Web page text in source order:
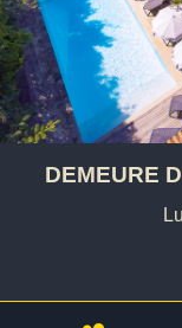
DEMEURE